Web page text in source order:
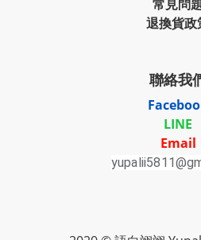
常見問
退換貨政
聯絡我
LINE
Email